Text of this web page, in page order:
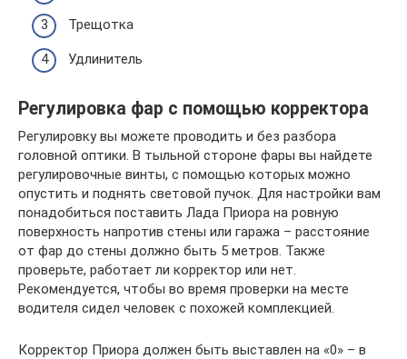
Трещотка
Удлинитель
Регулировка фар с помощью корректора
Регулировку вы можете проводить и без разбора
головной оптики. В тыльной стороне фары вы найдете
регулировочные винты, с помощью которых можно
опустить и поднять световой пучок. Для настройки вам
понадобиться поставить Лада Приора на ровную
поверхность напротив стены или гаража – расстояние
от фар до стены должно быть 5 метров. Также
проверьте, работает ли корректор или нет.
Рекомендуется, чтобы во время проверки на месте
водителя сидел человек с похожей комплекцией.
Корректор Приора должен быть выставлен на «0» – в